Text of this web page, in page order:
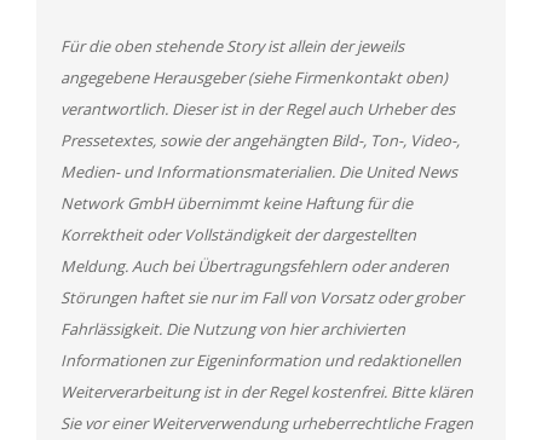
Für die oben stehende Story ist allein der jeweils
angegebene Herausgeber (siehe Firmenkontakt oben)
verantwortlich. Dieser ist in der Regel auch Urheber des
Pressetextes, sowie der angehängten Bild-, Ton-, Video-,
Medien- und Informationsmaterialien. Die United News
Network GmbH übernimmt keine Haftung für die
Korrektheit oder Vollständigkeit der dargestellten
Meldung. Auch bei Übertragungsfehlern oder anderen
Störungen haftet sie nur im Fall von Vorsatz oder grober
Fahrlässigkeit. Die Nutzung von hier archivierten
Informationen zur Eigeninformation und redaktionellen
Weiterverarbeitung ist in der Regel kostenfrei. Bitte klären
Sie vor einer Weiterverwendung urheberrechtliche Fragen